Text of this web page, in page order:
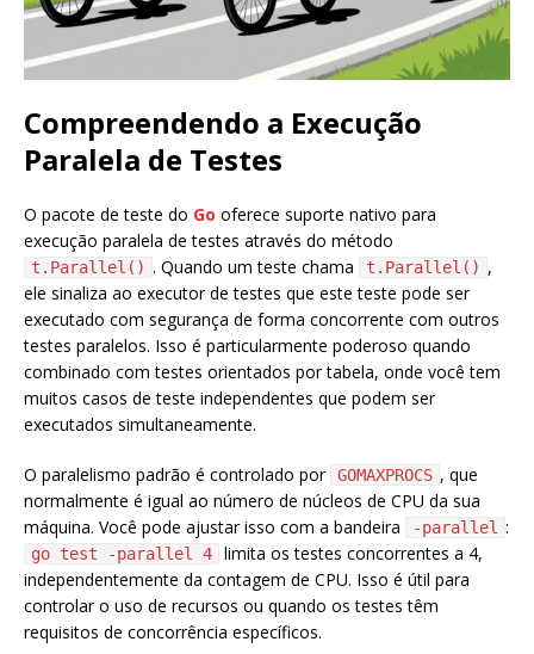
Compreendendo a Execução
Paralela de Testes
O pacote de teste do Go oferece suporte nativo para
execução paralela de testes através do método
t.Parallel() . Quando um teste chama t.Parallel() ,
ele sinaliza ao executor de testes que este teste pode ser
executado com segurança de forma concorrente com outros
testes paralelos. Isso é particularmente poderoso quando
combinado com testes orientados por tabela, onde você tem
muitos casos de teste independentes que podem ser
executados simultaneamente.
O paralelismo padrão é controlado por GOMAXPROCS , que
normalmente é igual ao número de núcleos de CPU da sua
máquina. Você pode ajustar isso com a bandeira
-parallel :
go test -parallel 4
limita os testes concorrentes a 4,
independentemente da contagem de CPU. Isso é útil para
controlar o uso de recursos ou quando os testes têm
requisitos de concorrência específicos.